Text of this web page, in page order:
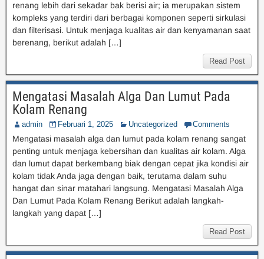
renang lebih dari sekadar bak berisi air; ia merupakan sistem
kompleks yang terdiri dari berbagai komponen seperti sirkulasi
dan filterisasi. Untuk menjaga kualitas air dan kenyamanan saat
berenang, berikut adalah […]
Read Post
Mengatasi Masalah Alga Dan Lumut Pada
Kolam Renang
admin Februari 1, 2025 Uncategorized Comments
Mengatasi masalah alga dan lumut pada kolam renang sangat
penting untuk menjaga kebersihan dan kualitas air kolam. Alga
dan lumut dapat berkembang biak dengan cepat jika kondisi air
kolam tidak Anda jaga dengan baik, terutama dalam suhu
hangat dan sinar matahari langsung. Mengatasi Masalah Alga
Dan Lumut Pada Kolam Renang Berikut adalah langkah-
langkah yang dapat […]
Read Post